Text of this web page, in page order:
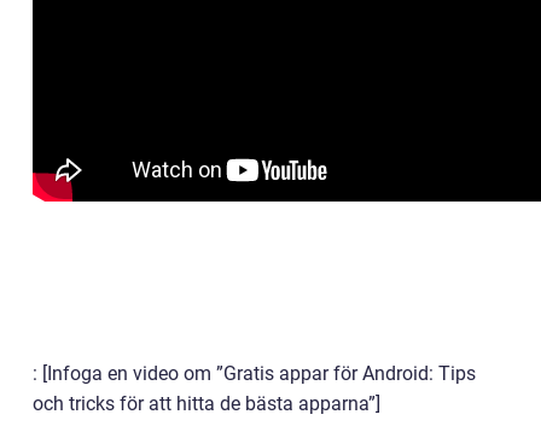
: [Infoga en video om ”Gratis appar för Android: Tips
och tricks för att hitta de bästa apparna”]